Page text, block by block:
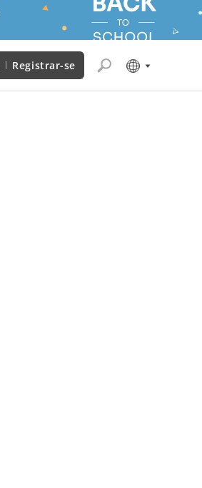
Registrar-se